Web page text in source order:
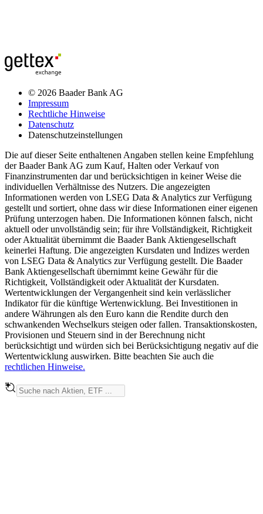
© 2026 Baader Bank AG
Impressum
Rechtliche Hinweise
Datenschutz
Datenschutzeinstellungen
Die auf dieser Seite enthaltenen Angaben stellen keine Empfehlung
der Baader Bank AG zum Kauf, Halten oder Verkauf von
Finanzinstrumenten dar und berücksichtigen in keiner Weise die
individuellen Verhältnisse des Nutzers. Die angezeigten
Informationen werden von LSEG Data & Analytics zur Verfügung
gestellt und sortiert, ohne dass wir diese Informationen einer eigenen
Prüfung unterzogen haben. Die Informationen können falsch, nicht
aktuell oder unvollständig sein; für ihre Vollständigkeit, Richtigkeit
oder Aktualität übernimmt die Baader Bank Aktiengesellschaft
keinerlei Haftung. Die angezeigten Kursdaten und Indizes werden
von LSEG Data & Analytics zur Verfügung gestellt. Die Baader
Bank Aktiengesellschaft übernimmt keine Gewähr für die
Richtigkeit, Vollständigkeit oder Aktualität der Kursdaten.
Wertentwicklungen der Vergangenheit sind kein verlässlicher
Indikator für die künftige Wertenwicklung. Bei Investitionen in
andere Währungen als den Euro kann die Rendite durch den
schwankenden Wechselkurs steigen oder fallen. Transaktionskosten,
Provisionen und Steuern sind in der Berechnung nicht
berücksichtigt und würden sich bei Berücksichtigung negativ auf die
Wertentwicklung auswirken. Bitte beachten Sie auch die
rechtlichen Hinweise.